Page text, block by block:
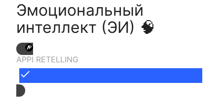
Эмоциональный
интеллект (ЭИ) 🧠
APPI RETELLING
done